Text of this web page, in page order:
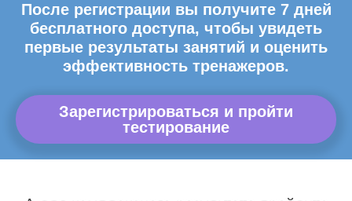
После регистрации вы получите 7 дней
бесплатного доступа, чтобы увидеть
первые результаты занятий и оценить
эффективность тренажеров.
Зарегистрироваться и пройти
тестирование